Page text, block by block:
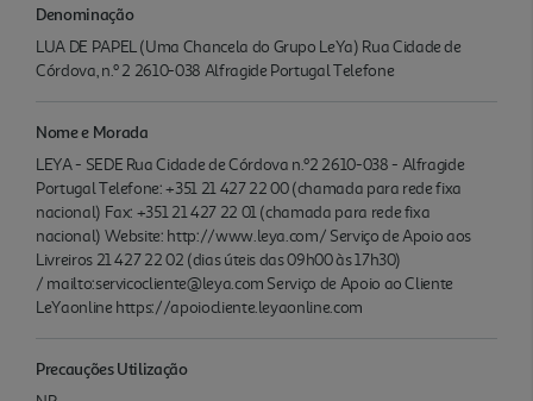
Denominação
LUA DE PAPEL (Uma Chancela do Grupo LeYa) Rua Cidade de
Córdova, n.º 2 2610-038 Alfragide Portugal Telefone
Nome e Morada
LEYA - SEDE Rua Cidade de Córdova n.º2 2610-038 - Alfragide
Portugal Telefone: +351 21 427 22 00 (chamada para rede fixa
nacional) Fax: +351 21 427 22 01 (chamada para rede fixa
nacional) Website: http://www.leya.com/ Serviço de Apoio aos
Livreiros 21 427 22 02 (dias úteis das 09h00 às 17h30)
/ mailto:servicocliente@leya.com Serviço de Apoio ao Cliente
LeYaonline https://apoiocliente.leyaonline.com
Precauções Utilização